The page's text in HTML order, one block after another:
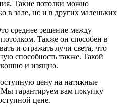
Такие потолки можно
в зале, но и в других маленьких
среднее решение между
Также он способен в
и отражать лучи света, что
способность также. Такой
и изящно.
цену на натяжные
гарантируем вам покупку
цене.